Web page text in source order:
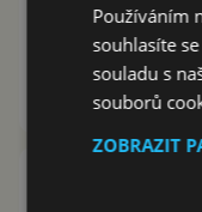
Používáním
souhlasíte
souladu s
souborů
ZOBRAZIT